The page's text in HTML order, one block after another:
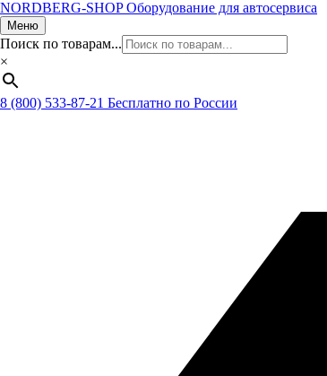
NORDBERG-SHOP Оборудование для автосервиса
Меню
Поиск по товарам...
×
8 (800) 533-87-21 Бесплатно по России